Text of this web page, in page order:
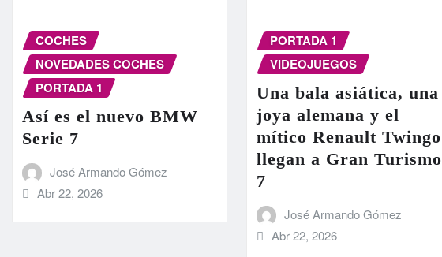
COCHES
NOVEDADES COCHES
PORTADA 1
Así es el nuevo BMW
Serie 7
José Armando Gómez
Abr 22, 2026
PORTADA 1
VIDEOJUEGOS
Una bala asiática, una
joya alemana y el
mítico Renault Twingo
llegan a Gran Turismo
7
José Armando Gómez
Abr 22, 2026